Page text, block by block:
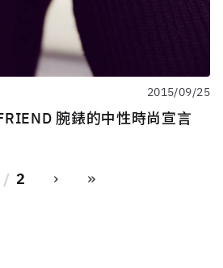
2015/09/25
腕錶的中性時尚宣言
› »
2